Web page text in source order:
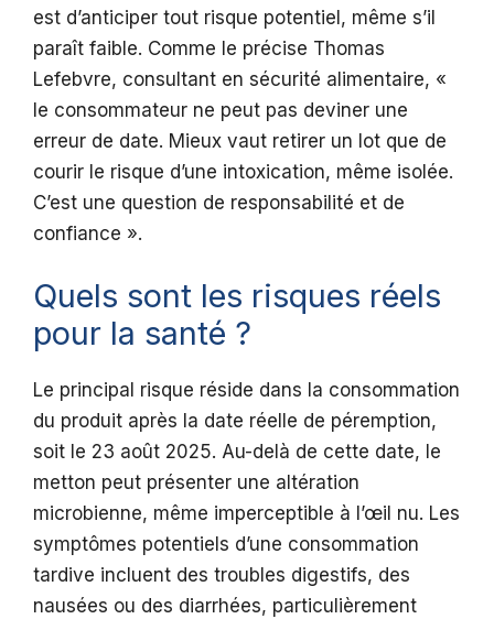
est d’anticiper tout risque potentiel, même s’il
paraît faible. Comme le précise Thomas
Lefebvre, consultant en sécurité alimentaire, «
le consommateur ne peut pas deviner une
erreur de date. Mieux vaut retirer un lot que de
courir le risque d’une intoxication, même isolée.
C’est une question de responsabilité et de
confiance ».
Quels sont les risques réels
pour la santé ?
Le principal risque réside dans la consommation
du produit après la date réelle de péremption,
soit le 23 août 2025. Au-delà de cette date, le
metton peut présenter une altération
microbienne, même imperceptible à l’œil nu. Les
symptômes potentiels d’une consommation
tardive incluent des troubles digestifs, des
nausées ou des diarrhées, particulièrement